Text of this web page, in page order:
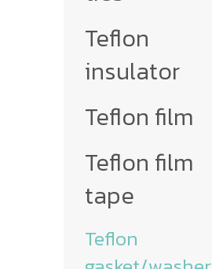
Teflon
insulator
Teflon film
Teflon film
tape
Teflon